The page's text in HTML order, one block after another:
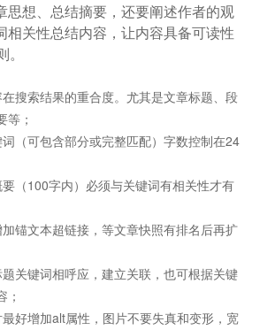
思想、总结摘要，还要阐述作者的观
相关性总结内容，让内容具备可读性
搜索结果的重合度。尤其是文章标题、段
等；
（可包含部分或完整匹配）字数控制在24
（100字内）必须与关键词有相关性才有
锚文本超链接，等文章快照有排名后再扩
关键词相呼应，建立关联，也可根据关键
；
好增加alt属性，图片不要失真和变形，宽